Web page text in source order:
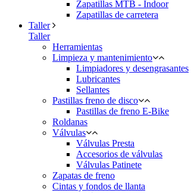
Zapatillas MTB - Indoor
Zapatillas de carretera
Taller
Taller
Herramientas
Limpieza y mantenimiento
Limpiadores y desengrasantes
Lubricantes
Sellantes
Pastillas freno de disco
Pastillas de freno E-Bike
Roldanas
Válvulas
Válvulas Presta
Accesorios de válvulas
Válvulas Patinete
Zapatas de freno
Cintas y fondos de llanta